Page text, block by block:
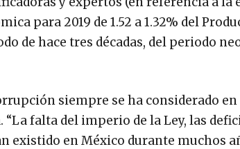
para 2019 de 1.52 a 1.32% del
de hace tres décadas, del periodo
siempre se ha considerado
falta del imperio de la Ley, las
existido en México durante muchos